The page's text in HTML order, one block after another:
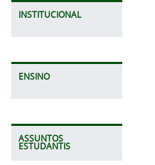
INSTITUCIONAL
ENSINO
ASSUNTOS
ESTUDANTIS